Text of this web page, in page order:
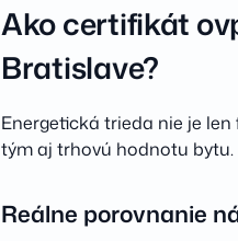
Ako certifikát
Bratislave?
Energetická trieda nie je
tým aj trhovú hodnotu bytu.
Reálne porovnanie